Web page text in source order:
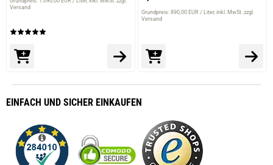
Versand
Grundpreis: 890,00 EUR / Liter inkl. MwSt. zzgl.
Versand
EINFACH UND SICHER EINKAUFEN